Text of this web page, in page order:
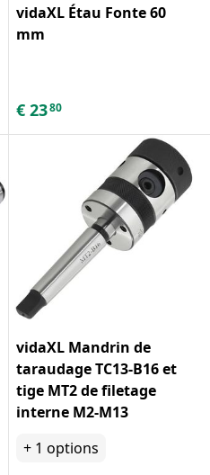
vidaXL Étau Fonte 60
mm
€ 2380
vidaXL Mandrin de
taraudage TC13-B16 et
tige MT2 de filetage
interne M2-M13
+ 1 options